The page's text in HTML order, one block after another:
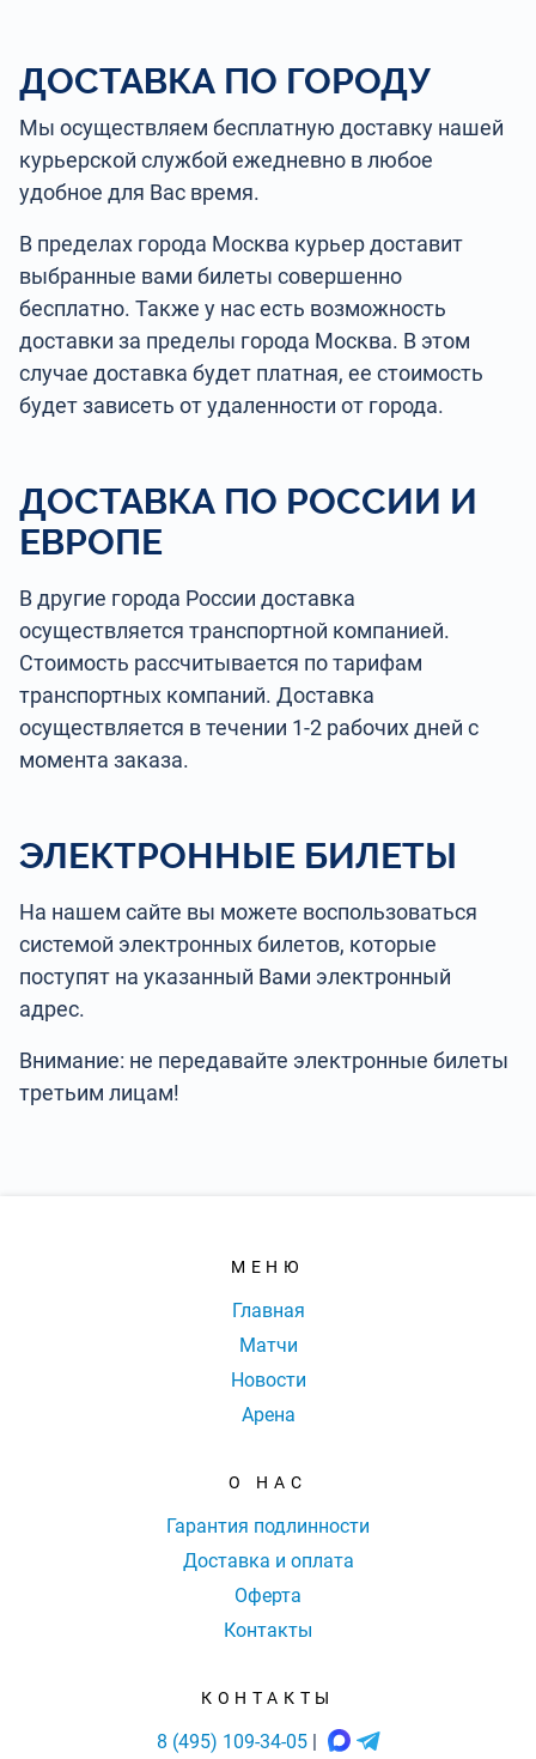
ДОСТАВКА ПО ГОРОДУ
Мы осуществляем бесплатную доставку нашей
курьерской службой ежедневно в любое
удобное для Вас время.
В пределах города Москва курьер доставит
выбранные вами билеты совершенно
бесплатно. Также у нас есть возможность
доставки за пределы города Москва. В этом
случае доставка будет платная, ее стоимость
будет зависеть от удаленности от города.
ДОСТАВКА ПО РОССИИ И
ЕВРОПЕ
В другие города России доставка
осуществляется транспортной компанией.
Стоимость рассчитывается по тарифам
транспортных компаний. Доставка
осуществляется в течении 1-2 рабочих дней с
момента заказа.
ЭЛЕКТРОННЫЕ БИЛЕТЫ
На нашем сайте вы можете воспользоваться
системой электронных билетов, которые
поступят на указанный Вами электронный
адрес.
Внимание: не передавайте электронные билеты
третьим лицам!
МЕНЮ
Главная
Матчи
Новости
Арена
О НАС
Гарантия подлинности
Доставка и оплата
Оферта
Контакты
КОНТАКТЫ
8 (495) 109-34-05 |